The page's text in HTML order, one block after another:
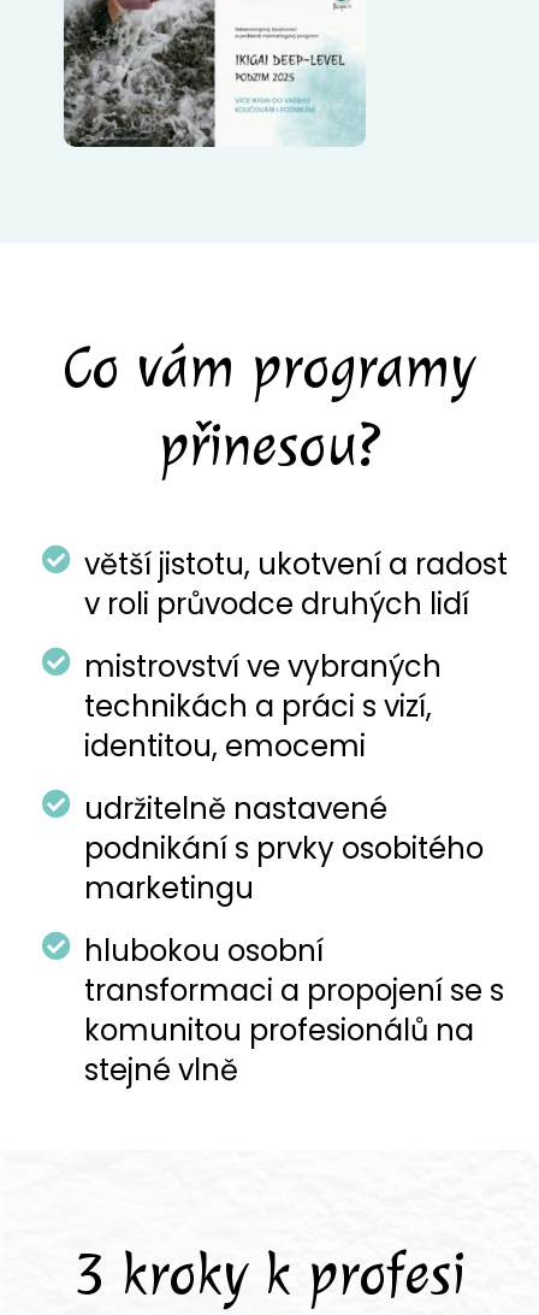
Co vám programy
přinesou?
větší jistotu, ukotvení a radost
v roli průvodce druhých lidí
mistrovství ve vybraných
technikách a práci s vizí,
identitou, emocemi
udržitelně nastavené
podnikání s prvky osobitého
marketingu
hlubokou osobní
transformaci a propojení se s
komunitou profesionálů na
stejné vlně
3 kroky k profesi